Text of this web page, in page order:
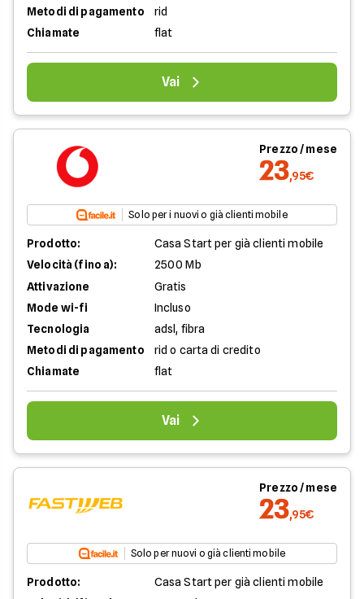
Metodi di pagamento
rid
Chiamate
flat
Vai
Prezzo / mese
23,95€
Solo per i nuovi o già clienti mobile
Prodotto:
Casa Start per già clienti mobile
Velocità (fino a):
2500 Mb
Attivazione
Gratis
Mode wi-fi
Incluso
Tecnologia
adsl, fibra
Metodi di pagamento
rid o carta di credito
Chiamate
flat
Vai
Prezzo / mese
23,95€
Solo per nuovi o già clienti mobile
Prodotto:
Casa Start per già clienti mobile